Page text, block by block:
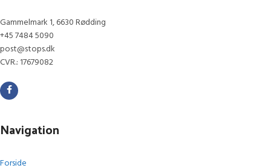
Gammelmark 1, 6630 Rødding
+45 7484 5090
post@stops.dk
CVR.: 17679082
Navigation
Forside